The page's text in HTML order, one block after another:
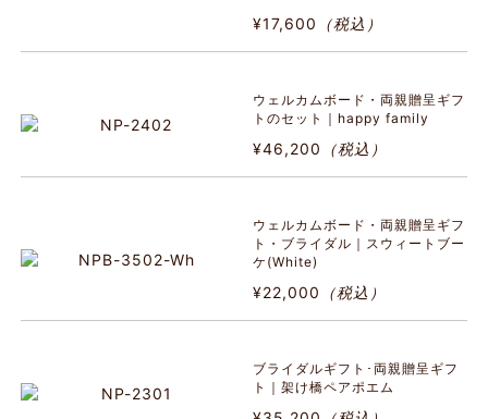
¥17,600 （税込）
ウェルカムボード・両親贈呈ギフ
トのセット｜happy family
¥46,200 （税込）
ウェルカムボード・両親贈呈ギフ
ト・ブライダル｜スウィートブー
ケ(White)
¥22,000 （税込）
ブライダルギフト･両親贈呈ギフ
ト｜架け橋ペアポエム